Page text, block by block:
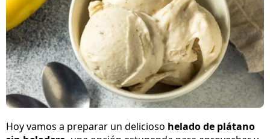
Hoy vamos a preparar un delicioso helado de plátano